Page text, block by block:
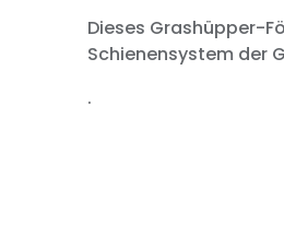
Dieses Grashüpper-
Schienensystem der
.